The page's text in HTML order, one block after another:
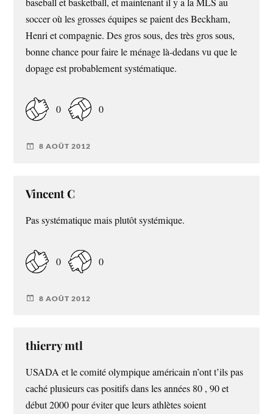
soccer où les grosses équipes se paient des Beckham,
Henri et compagnie. Des gros sous, des très gros sous,
bonne chance pour faire le ménage là-dedans vu que le
dopage est probablement systématique.
0 0
8 AOÛT 2012
Vincent C
Pas systématique mais plutôt systémique.
0 0
8 AOÛT 2012
thierry mtl
USADA et le comité olympique américain n’ont t’ils pas
caché plusieurs cas positifs dans les années 80 , 90 et
début 2000 pour éviter que leurs athlètes soient